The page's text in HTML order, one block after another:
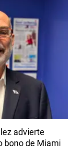
advierte
bono de Miami